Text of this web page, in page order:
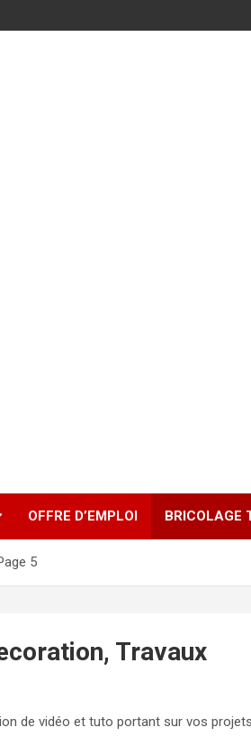
OFFRE D’EMPLOI BRICOLAGE
5
Travaux
de vidéo et tuto portant sur vos